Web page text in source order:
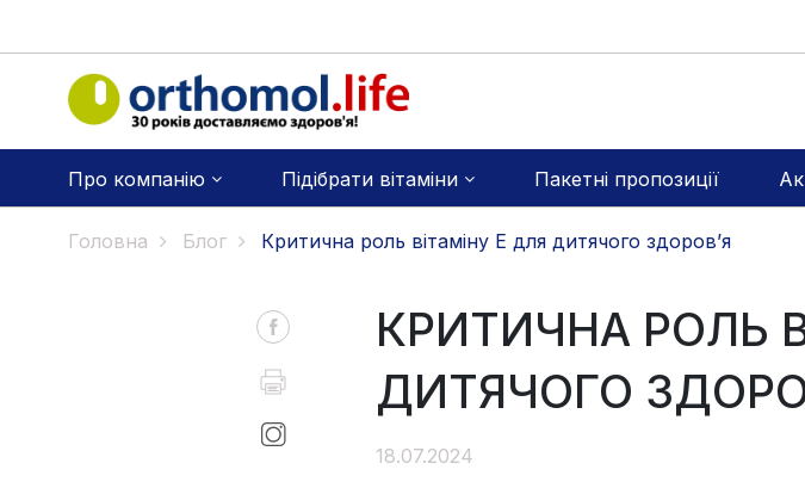
Про компанію Підібрати вітаміни Пакетні пропозиції
Головна Блог Критична роль вітаміну Е для дитячого здоров’я
КРИТИЧНА РОЛЬ
ДИТЯЧОГО
18.07.2024